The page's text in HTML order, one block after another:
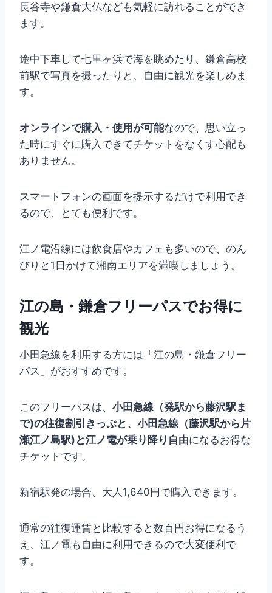
長谷寺や鎌倉大仏なども気軽に訪れることができ
ます。
途中下車して七里ヶ浜で海を眺めたり、鎌倉高校
前駅で写真を撮ったりと、自由に観光を楽しめま
す。
オンラインで購入・使用が可能なので、思い立っ
た時にすぐに購入できてチケットをなくす心配も
ありません。
スマートフォンの画面を提示するだけで利用でき
るので、とても便利です。
江ノ電沿線には飲食店やカフェも多いので、のん
びりと1日かけて湘南エリアを満喫しましょう。
江の島・鎌倉フリーパスでお得に
観光
小田急線を利用する方には「江の島・鎌倉フリー
パス」がおすすめです。
このフリーパスは、 小田急線（発駅から藤沢駅ま
で)の往復割引きっぷと、小田急線（藤沢駅から片
瀬江ノ島駅)と江ノ電が乗り降り自由になるお得な
チケットです。
新宿駅発の場合、大人1,640円で購入できます。
通常の往復運賃と比較すると数百円お得になるう
え、江ノ電も自由に利用できるので大変便利で
す。